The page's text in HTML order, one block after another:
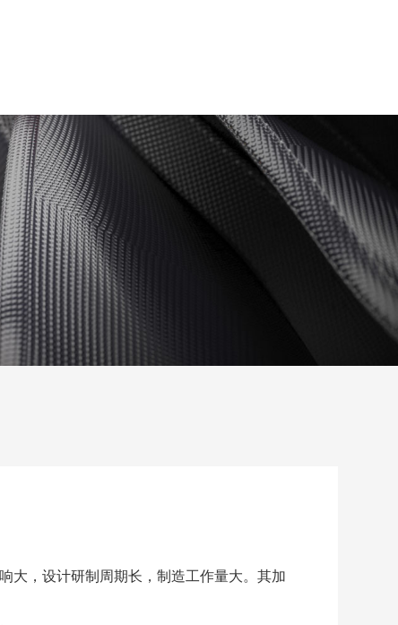
大，设计研制周期长，制造工作量大。其加